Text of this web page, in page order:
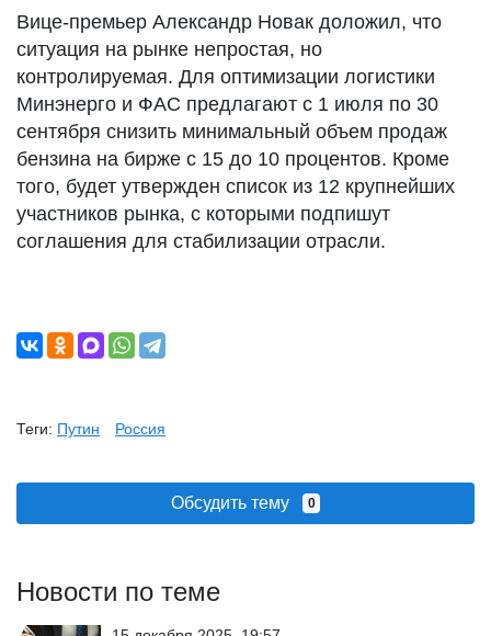
Вице-премьер Александр Новак доложил, что
ситуация на рынке непростая, но
контролируемая. Для оптимизации логистики
Минэнерго и ФАС предлагают с 1 июля по 30
сентября снизить минимальный объем продаж
бензина на бирже с 15 до 10 процентов. Кроме
того, будет утвержден список из 12 крупнейших
участников рынка, с которыми подпишут
соглашения для стабилизации отрасли.
Теги: Путин Россия
Обсудить тему 0
Новости по теме